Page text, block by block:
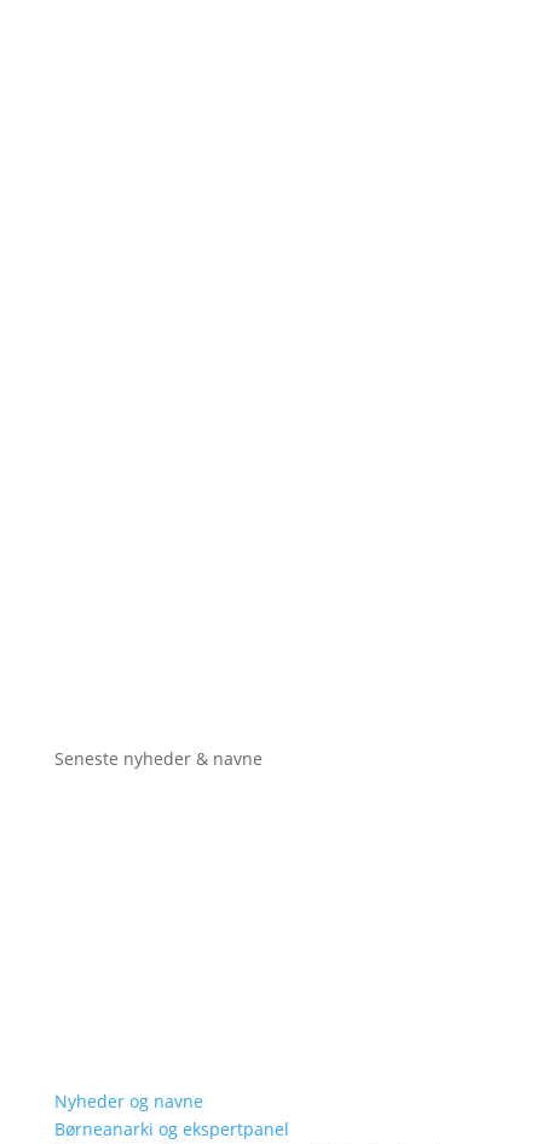
Seneste nyheder & navne
Nyheder og navne
Børneanarki og ekspertpanel